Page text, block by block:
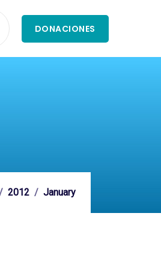
DONACIONES
2012 January